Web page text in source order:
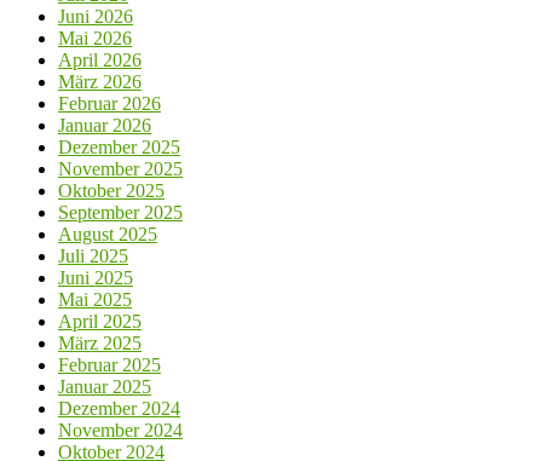
Juni 2026
Mai 2026
April 2026
März 2026
Februar 2026
Januar 2026
Dezember 2025
November 2025
Oktober 2025
September 2025
August 2025
Juli 2025
Juni 2025
Mai 2025
April 2025
März 2025
Februar 2025
Januar 2025
Dezember 2024
November 2024
Oktober 2024